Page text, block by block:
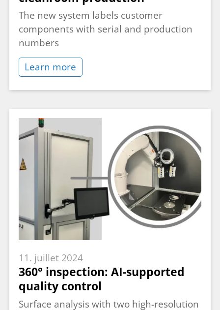
The new system labels customer
components with serial and production
numbers
Learn more
11. juillet 2024
360° inspection: AI-supported
quality control
Surface analysis with two high-resolution